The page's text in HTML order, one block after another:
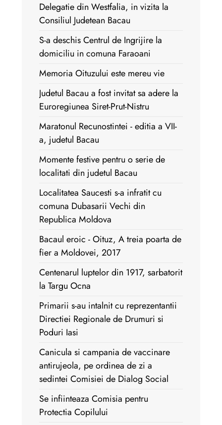
Delegatie din Westfalia, in vizita la
Consiliul Judetean Bacau
S-a deschis Centrul de Ingrijire la
domiciliu in comuna Faraoani
Memoria Oituzului este mereu vie
Judetul Bacau a fost invitat sa adere la
Euroregiunea Siret-Prut-Nistru
Maratonul Recunostintei - editia a VII-
a, judetul Bacau
Momente festive pentru o serie de
localitati din judetul Bacau
Localitatea Saucesti s-a infratit cu
comuna Dubasarii Vechi din
Republica Moldova
Bacaul eroic - Oituz, A treia poarta de
fier a Moldovei, 2017
Centenarul luptelor din 1917, sarbatorit
la Targu Ocna
Primarii s-au intalnit cu reprezentantii
Directiei Regionale de Drumuri si
Poduri Iasi
Canicula si campania de vaccinare
antirujeola, pe ordinea de zi a
sedintei Comisiei de Dialog Social
Se infiinteaza Comisia pentru
Protectia Copilului